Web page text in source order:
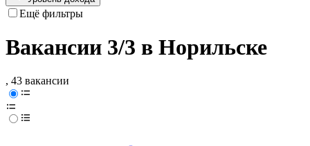
Ещё фильтры
Вакансии 3/3 в Норильске
, 43 вакансии